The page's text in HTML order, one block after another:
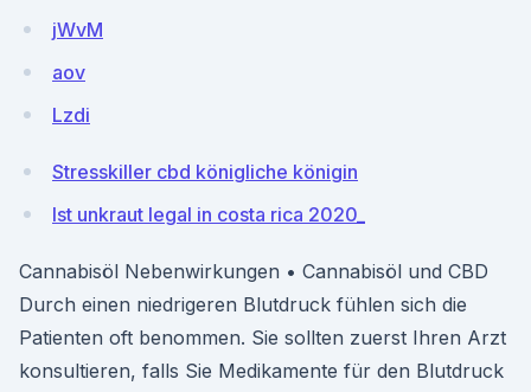
jWvM
aov
Lzdi
Stresskiller cbd königliche königin
Ist unkraut legal in costa rica 2020_
Cannabisöl Nebenwirkungen • Cannabisöl und CBD
Durch einen niedrigeren Blutdruck fühlen sich die
Patienten oft benommen. Sie sollten zuerst Ihren Arzt
konsultieren, falls Sie Medikamente für den Blutdruck